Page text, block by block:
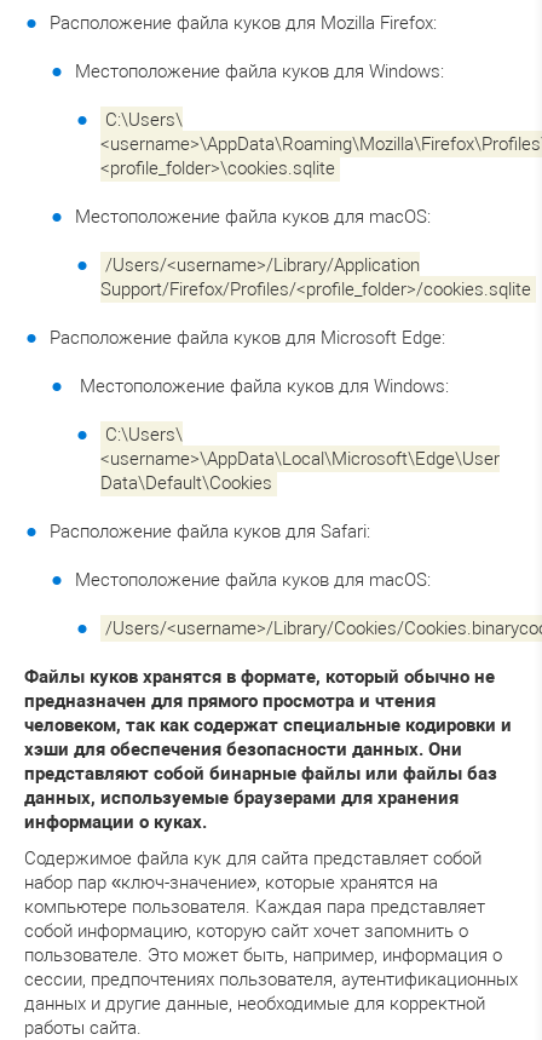
Расположение файла куков для Mozilla Firefox:
Местоположение файла куков для Windows:
C:\Users\
<profile_folder>\cookies.sqlite
Местоположение файла куков для macOS:
/Users/<username>/Library/Application
Support/Firefox/Profiles/<profile_folder>/cookies.sqlite
Расположение файла куков для Microsoft Edge:
Местоположение файла куков для Windows:
C:\Users\
<username>\AppData\Local\Microsoft\Edge\User
Data\Default\Cookies
Расположение файла куков для Safari:
Местоположение файла куков для macOS:
/Users/<username>/Library/Cookies/
Файлы куков хранятся в формате, который обычно не
предназначен для прямого просмотра и чтения
человеком, так как содержат специальные кодировки и
хэши для обеспечения безопасности данных. Они
представляют собой бинарные файлы или файлы баз
данных, используемые браузерами для хранения
информации о куках.
Содержимое файла кук для сайта представляет собой
набор пар «ключ-значение», которые хранятся на
компьютере пользователя. Каждая пара представляет
собой информацию, которую сайт хочет запомнить о
пользователе. Это может быть, например, информация о
сессии, предпочтениях пользователя, аутентификационных
данных и другие данные, необходимые для корректной
работы сайта.